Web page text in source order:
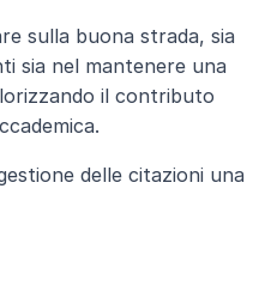
sulla buona strada, sia
sia nel mantenere una
il contributo
delle citazioni una